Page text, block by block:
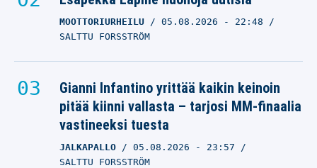
MOOTTORIURHEILU 05.08.2026 - 22:48
SALTTU FORSSTRÖM
Gianni Infantino yrittää kaikin keinoin
pitää kiinni vallasta – tarjosi MM-finaalia
vastineeksi tuesta
JALKAPALLO 05.08.2026 - 23:57
SALTTU FORSSTRÖM